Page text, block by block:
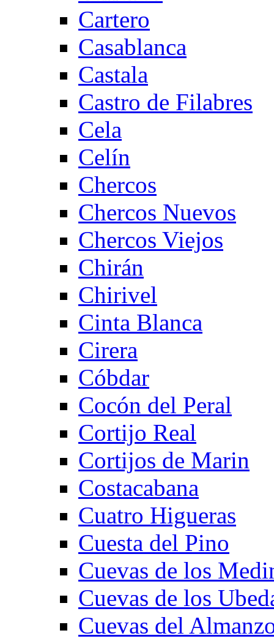
Cartero
Casablanca
Castala
Castro de Filabres
Cela
Celín
Chercos
Chercos Nuevos
Chercos Viejos
Chirán
Chirivel
Cinta Blanca
Cirera
Cóbdar
Cocón del Peral
Cortijo Real
Cortijos de Marin
Costacabana
Cuatro Higueras
Cuesta del Pino
Cuevas de los
Cuevas de los
Cuevas del